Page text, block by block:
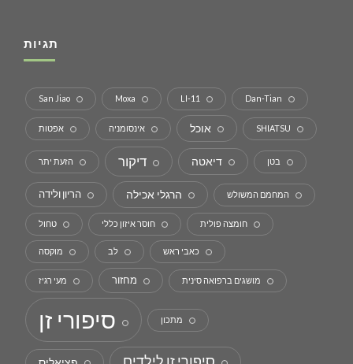
תגיות
Dan-Tian
LI-11
Moxa
San Jiao
SHIATSU אוכל אינסומניה אפטות
בטן דיאטה דיקור הזעת יתר
המחמם המשולש הרגלי אכילה הריון ולידה
חומצה פולית חוסר איזון כללי טחול
כאבי ראש לב מוקסה
מושגים ברפואה סינית מחזור מעי רגיז
מתכון סיפורי זן